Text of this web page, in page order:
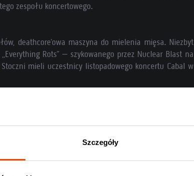
Szczegóły
zespołu koncertowego.
deathcore’owa maszyna do mielenia mięsa. Niezbyt
Rots” – szykowanego przez Nuclear Blast na
mieli uczestnicy listopadowego koncertu Cabal w
i bezkompromisowo – to rzecz dla fanów Conana
Katla podpisali kontrakt z Napalm Records,